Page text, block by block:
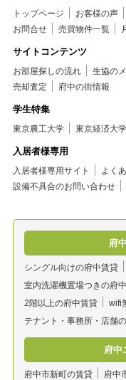
トップページ お客様の声
お問合せ
売買物件一覧
サイトコンテンツ
お部屋探しの流れ 生協の
売却査定
府中の街情報
学生特集
東京農工大学 東京経済大学
入居者様専用
入居者様専用サイト よく
設備不具合のお問い合わせ
府
シングル向けの府中賃貸
室内洗濯機置場つきの府
2階以上の府中賃貸
wifi
テナント・事務所・店舗
府中
府中市新町の賃貸 府中